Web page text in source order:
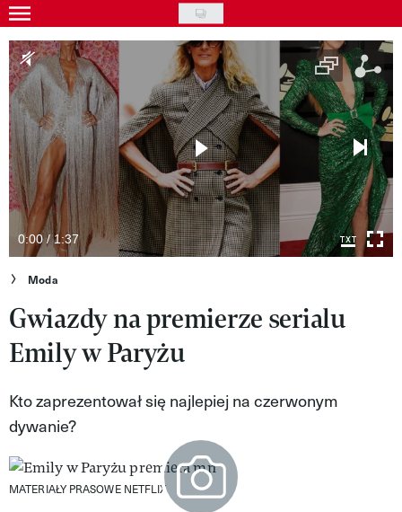
Skip
to
main
content
Gwiazdy
Ludzie
Moda
Uroda
Styl życia
Kultura
Wideo
Nasze akcje
VIVA!ART
VIVA!LIFESTYLE
VIVA!MAN
0:00 / 1:37
Moda
Gwiazdy na premierze serialu
Emily w Paryżu
Kto zaprezentował się najlepiej na czerwonym
dywanie?
MATERIAŁY PRASOWE NETFLIX